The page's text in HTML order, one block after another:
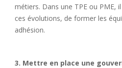
métiers. Dans une TPE ou PME,
ces évolutions, de former les
adhésion.
3. Mettre en place une